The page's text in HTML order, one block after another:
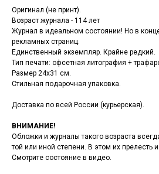
Оригинал (не принт).
Возраст журнала - 114 лет
Журнал в идеальном состоянии! Но в
рекламных страниц.
Единственный экземпляр. Крайне редкий.
Тип печати: офсетная литография +
Размер 24х31 см.
Стильная подарочная упаковка.
Доставка по всей России (курьерская).
ВНИМАНИЕ!
Обложки и журналы такого возраста
той или иной степени. В этом их прелесть
Смотрите состояние в видео.